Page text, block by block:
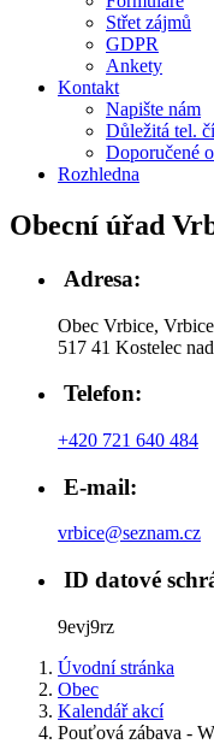
Střet zájmů
GDPR
Ankety
Kontakt
Napište nám
Důležitá tel.
Doporučené
Rozhledna
Obecní úřad
Adresa:
Obec Vrbice,
517 41 Kostelec
Telefon:
+420 721 640 484
E-mail:
vrbice@seznam.cz
ID datové
9evj9rz
Úvodní stránka
Obec
Kalendář akcí
Pouťová zábava -